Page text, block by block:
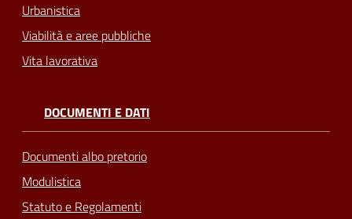
Urbanistica
Viabilità e aree pubbliche
Vita lavorativa
DOCUMENTI E DATI
Documenti albo pretorio
Modulistica
Statuto e Regolamenti